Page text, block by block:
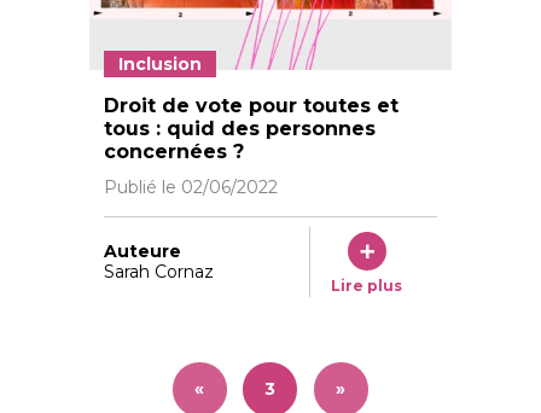
Inclusion
Droit de vote pour toutes et
tous : quid des personnes
concernées ?
Publié le 02/06/2022
Auteure
Sarah Cornaz
Lire plus
« 3 »